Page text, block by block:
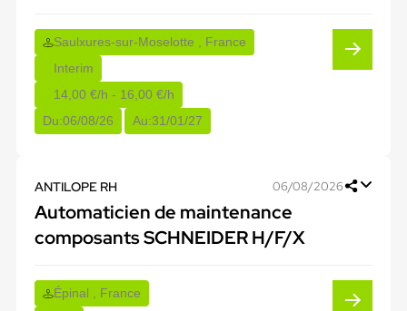
Saulxures-sur-Moselotte , France
Interim
14,00 €/h - 16,00 €/h
Du:06/08/26 Au:31/01/27
ANTILOPE RH 06/08/2026
Automaticien de maintenance
composants SCHNEIDER H/F/X
Épinal , France